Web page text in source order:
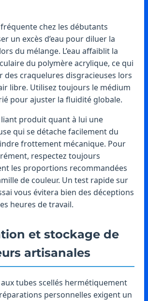
fréquente chez les débutants
un excès d’eau pour diluer la
du mélange. L’eau affaiblit la
du polymère acrylique, ce qui
des craquelures disgracieuses lors
libre. Utilisez toujours le médium
pour ajuster la fluidité globale.
produit quant à lui une
qui se détache facilement du
frottement mécanique. Pour
respectez toujours
les proportions recommandées
de couleur. Un test rapide sur
vous évitera bien des déceptions
heures de travail.
et stockage de
artisanales
tubes scellés hermétiquement
personnelles exigent un